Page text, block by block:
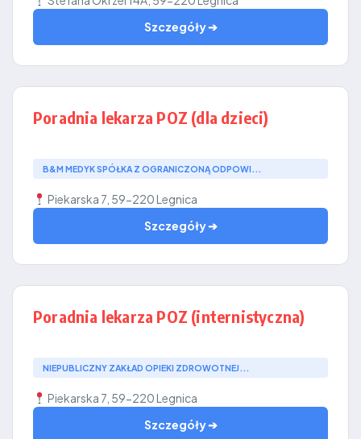
Szczegóły ➔
Poradnia lekarza POZ (dla dzieci)
B&M MEDYK SPÓŁKA Z OGRANICZONĄ ODPOWI...
Piekarska 7, 59-220 Legnica
Szczegóły ➔
Poradnia lekarza POZ (internistyczna)
NIEPUBLICZNY ZAKŁAD OPIEKI ZDROWOTNEJ...
Piekarska 7, 59-220 Legnica
Szczegóły ➔